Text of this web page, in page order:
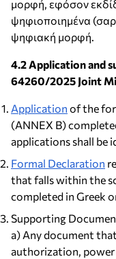
μορφή, εφόσον
ψηφιοποιημένα
ψηφιακή μορφή.
4.2 Application and
64260/2025 Joint
Application of the
(ANNEX B)
applications shall be
Formal Declaration
that falls within the
completed in Greek
Supporting
a) Any document
authorization,